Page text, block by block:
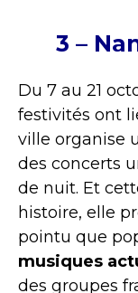
3 –
Du 7 au 21
festivités ont
ville organise
des concerts
de nuit. Et
histoire, elle
pointu que
musiques
des groupes